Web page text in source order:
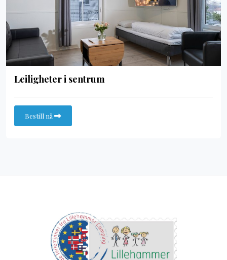
Leiligheter i sentrum
Bestill nå